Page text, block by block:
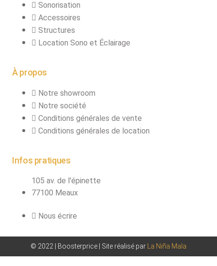
Sonorisation
Accessoires
Structures
Location Sono et Éclairage
À propos
Notre showroom
Notre société
Conditions générales de vente
Conditions générales de location
Infos pratiques
105 av. de l'épinette
77100 Meaux
Nous écrire
© 2022 | Boosterprice | Site réalisé par La Niña Mala